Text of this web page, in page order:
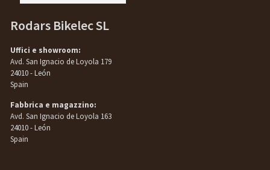
Rodars Bikelec SL
Uffici e showroom:
Avd. San Ignacio de Loyola 179
24010 - León
Spain
Fabbrica e magazzino:
Avd. San Ignacio de Loyola 163
24010 - León
Spain